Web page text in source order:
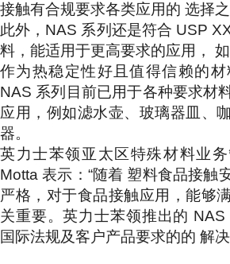
接触有合规要求各类应用的 选择之
此外，NAS 系列还是符合 USP
料，能适用于更高要求的应用， 如
作为热稳定性好且值得信赖的
NAS 系列目前已用于各种要求材
应用，例如滤水壶、玻璃器皿、
器。
英力士苯领亚太区特殊材料业
Motta 表示：“随着 塑料食品接触
严格，对于食品接触应用，能够
关重要。英力士苯领推出的 NAS
国际法规及客户产品要求的的 解